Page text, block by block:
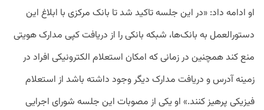
او ادامه داد: «در این جلسه تاکید شد تا بانک مرکزی با ابلاغ این
دستورالعمل به بانک‌ها، شبکه بانکی را از دریافت کپی مدارک هویتی
منع کند همچنین در زمانی که امکان استعلام الکترونیکی افراد در
زمینه آدرس و دریافت مدارک دیگر وجود داشته باشد از استعلام
فیزیکی پرهیز کنند.» او یکی از مصوبات این جلسه شورای اجرایی